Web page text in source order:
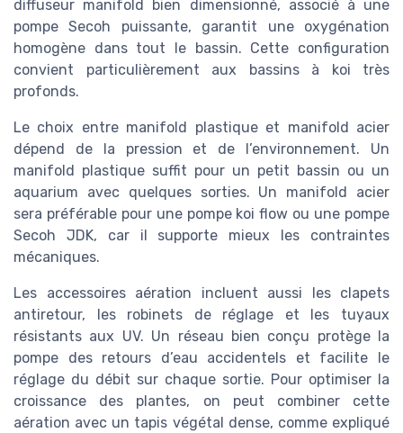
diffuseur manifold bien dimensionné, associé à une
pompe Secoh puissante, garantit une oxygénation
homogène dans tout le bassin. Cette configuration
convient particulièrement aux bassins à koi très
profonds.
Le choix entre manifold plastique et manifold acier
dépend de la pression et de l’environnement. Un
manifold plastique suffit pour un petit bassin ou un
aquarium avec quelques sorties. Un manifold acier
sera préférable pour une pompe koi flow ou une pompe
Secoh JDK, car il supporte mieux les contraintes
mécaniques.
Les accessoires aération incluent aussi les clapets
antiretour, les robinets de réglage et les tuyaux
résistants aux UV. Un réseau bien conçu protège la
pompe des retours d’eau accidentels et facilite le
réglage du débit sur chaque sortie. Pour optimiser la
croissance des plantes, on peut combiner cette
aération avec un tapis végétal dense, comme expliqué